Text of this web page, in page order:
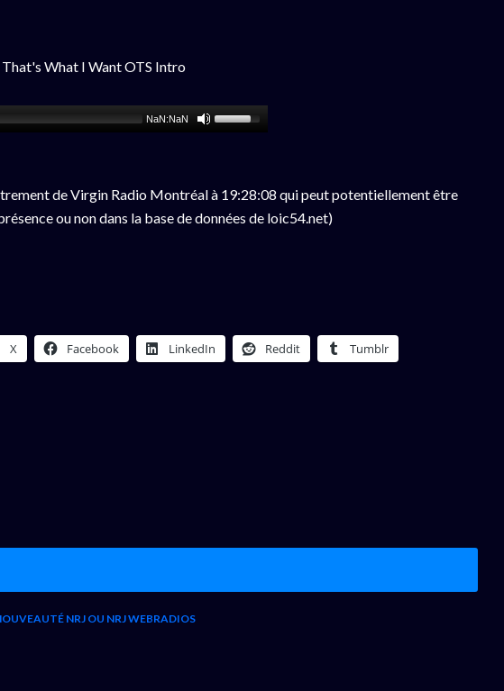
What I Want OTS Intro
NaN:NaN
de Virgin Radio Montréal à 19:28:08 qui peut potentiellement être
ou non dans la base de données de loic54.net)
X Facebook LinkedIn Reddit Tumblr
NRJ OU NRJ WEBRADIOS